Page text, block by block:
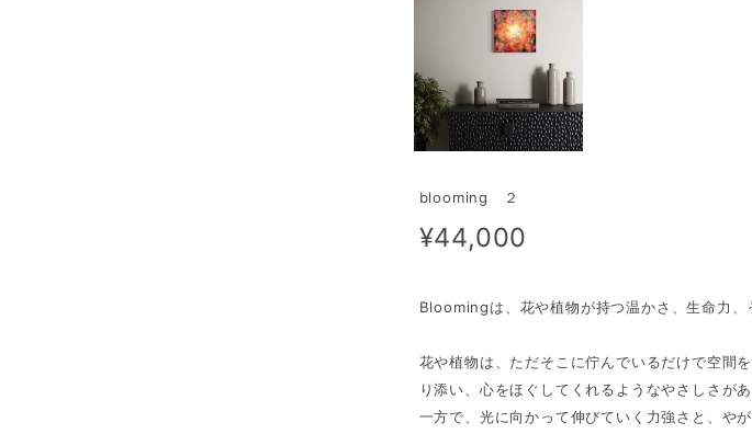
blooming ２
¥44,000
Bloomingは、花や植物が持つ温かさ、生命力、
花や植物は、ただそこに佇んでいるだけで空間
り添い、心をほぐしてくれるようなやさしさがあ
一方で、光に向かって伸びていく力強さと、や